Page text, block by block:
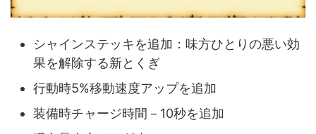
シャインステッキを追加：味方ひとりの悪い効
果を解除する新とくぎ
行動時5%移動速度アップを追加
装備時チャージ時間－10秒を追加